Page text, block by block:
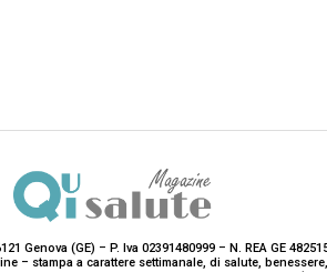
Genova (GE) – P. Iva 02391480999 – N. REA GE
– stampa a carattere settimanale, di salute,